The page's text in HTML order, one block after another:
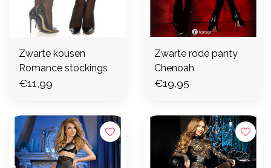
Zwarte kousen
Romance stockings
€11,99
Zwarte rode panty
Chenoah
€19,95